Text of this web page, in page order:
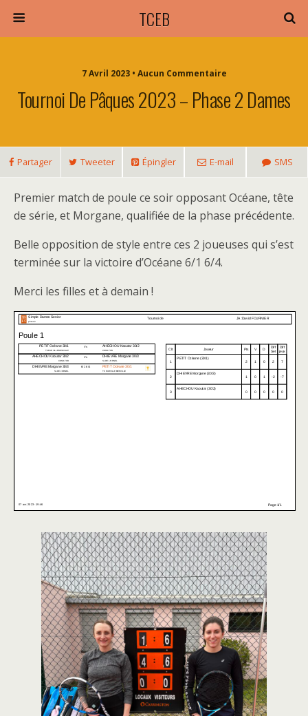
TCEB
7 Avril 2023 • Aucun Commentaire
Tournoi De Pâques 2023 – Phase 2 Dames
Partager Tweeter Épingler E-mail SMS
Premier match de poule ce soir opposant Océane, tête
de série, et Morgane, qualifiée de la phase précédente.
Belle opposition de style entre ces 2 joueuses qui s’est
terminée sur la victoire d’Océane 6/1 6/4.
Merci les filles et à demain !